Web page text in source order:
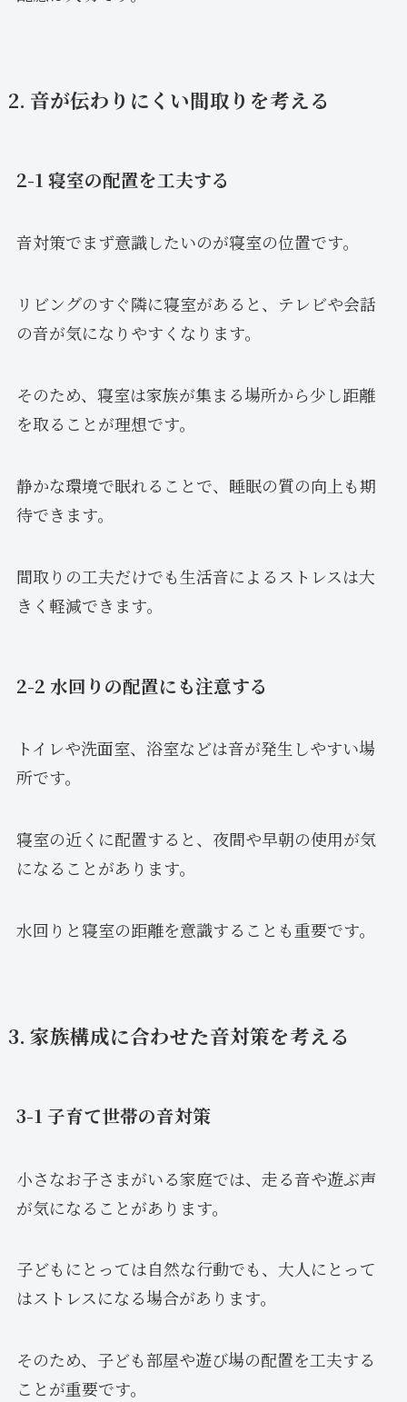
2. 音が伝わりにくい間取りを考える
2-1 寝室の配置を工夫する
音対策でまず意識したいのが寝室の位置です。
リビングのすぐ隣に寝室があると、テレビや会話
の音が気になりやすくなります。
そのため、寝室は家族が集まる場所から少し距離
を取ることが理想です。
静かな環境で眠れることで、睡眠の質の向上も期
待できます。
間取りの工夫だけでも生活音によるストレスは大
きく軽減できます。
2-2 水回りの配置にも注意する
トイレや洗面室、浴室などは音が発生しやすい場
所です。
寝室の近くに配置すると、夜間や早朝の使用が気
になることがあります。
水回りと寝室の距離を意識することも重要です。
3. 家族構成に合わせた音対策を考える
3-1 子育て世帯の音対策
小さなお子さまがいる家庭では、走る音や遊ぶ声
が気になることがあります。
子どもにとっては自然な行動でも、大人にとって
はストレスになる場合があります。
そのため、子ども部屋や遊び場の配置を工夫する
ことが重要です。